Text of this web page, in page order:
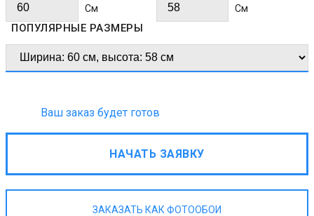
Cм Cм
ПОПУЛЯРНЫЕ РАЗМЕРЫ
Ваш заказ будет готов
НАЧАТЬ ЗАЯВКУ
ЗАКАЗАТЬ КАК ФОТООБОИ